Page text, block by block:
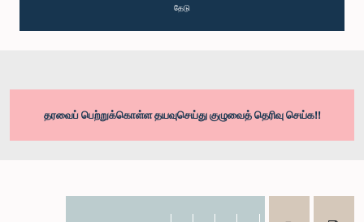
தேடு
தரவைப் பெற்றுக்கொள்ள தயவுசெய்து குழுவைத் தெரிவு செய்க!!